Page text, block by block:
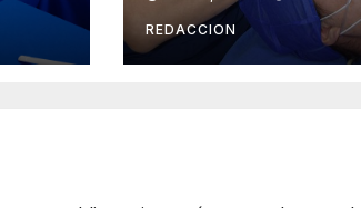
de
congénita tras
años de
limitación visual
REDACCION